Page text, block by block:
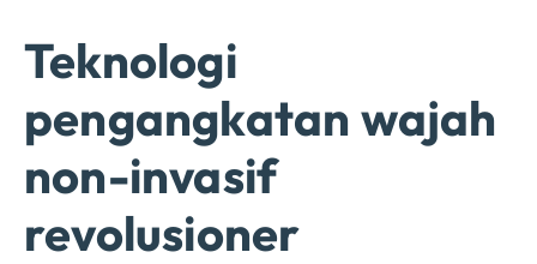
Teknologi
pengangkatan wajah
non-invasif
revolusioner